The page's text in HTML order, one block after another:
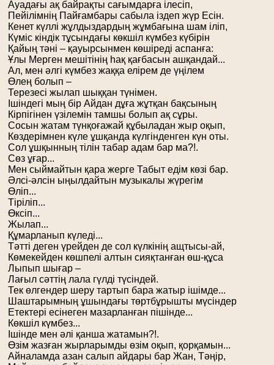
Ауадағы ақ байрақты сағымдарға ілесіп,
Пейілімнің Пайғамбары сабыла іздеп жүр Есін.
Кенет күллі жұлдыздардың жұмбағына шам іліп,
Күміс кіндік тұсындағы көкшіл күмбез күбірін
Қайың тәні – қауырсынмен көшіреді аспанға:
Ұлы Мерген мешітінің һақ қағбасын ашқандай...
Ал, мен әлгі күмбез жаққа елірем де үңілем
Өлең болып –
Терезесі жылап шыққан түнімен.
Ішіндегі мың бір Айдан дұға жұтқан бақсының
Кірпігінен үзілемін тамшы болып ақ сұры.
Сосын жатам түнқоғажай құбыладан жыр оқып,
Көздерімнен күле ұшқанда күлгінденген күн оты.
Сол ұшқынның тілін табар адам бар ма?!.
Сөз ұғар...
Мен сыймайтын қара жерге Табыт едім көзі бар.
Әлсі-әлсін ыңылдайтын музыкалы жүрегім
Өліп...
Тіріліп...
Өксіп...
Жылап...
Құмарланып күледі...
Тәтті деген үрейден де сол күлкінің ащтысы-ай,
Көмекейден көшпелі алтын сияқтанған өш-құса
Лыпып шығар –
Лағыл сәттің лала гүлді түсіндей.
Тек өлгендер шеру тартып бара жатыр ішімде...
Шаштарымның ұшындағы төртбұрышты мүсіндер
Етектері есінеген мазарланған пішінде...
Көкшіл күмбез...
Ішінде мен әлі қанша жатамын?!.
Өзім жазған жырларымды өзім оқып, қорқамын...
Айналамда азан салып айдары бар Жан, Тәңір,